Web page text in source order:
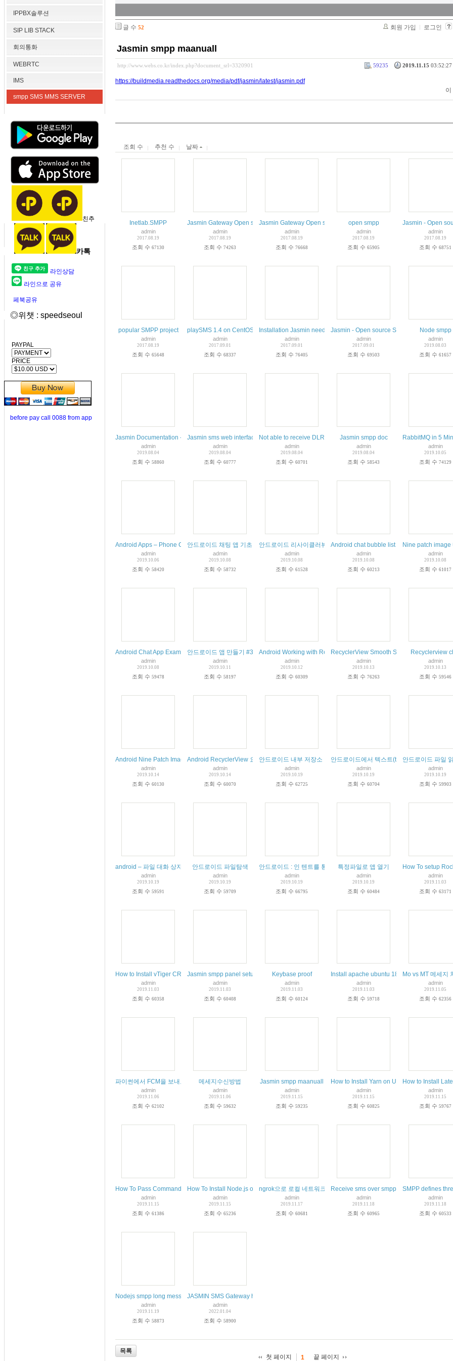
IPPBX솔루션
SIP LIB STACK
회의통화
WEBRTC
IMS
smpp SMS MMS SERVER
친추
카톡
라인상담
라인으로 공유
페북공유
◎위챗 : speedseoul
PAYPAL
PRICE
before pay call 0088 from app
글 수 52 회원 가입 로그인
Jasmin smpp maanuall
http://www.webs.co.kr/index.php?document_srl=3320901 2019.11.15
59235
https://buildmedia.readthedocs.org/media/pdf/jasmin/latest/jasmin.pdf
이
조회 수 추천 수 날짜
Inetlab.SMPP
admin
2017.08.19
조회 수 67130
Jasmin Gateway Open source SMS Gateway
admin
2017.08.19
조회 수 74263
Jasmin Gateway Open source SMS Gateway The message router
admin
2017.08.19
조회 수 76668
open smpp
admin
2017.08.19
조회 수 65905
Jasmin - Open
admin
2017.08.19
조회 수 68751
popular SMPP project
admin
2017.08.19
조회 수 65648
playSMS 1.4 on CentOS 7.2 with MariaDB 5.5.50
admin
2017.09.01
조회 수 68337
Installation Jasmin needs a working RabbitMQ and Redis servers
admin
2017.09.01
조회 수 76405
Jasmin - Open source SMS gateway SMPP
admin
2017.09.01
조회 수 69503
Node smpp
admin
2019.08.03
조회 수 61657
Jasmin Documentation - Read the Docs smpp
admin
2019.08.04
조회 수 58860
Jasmin sms web interface - PowerSMPP
admin
2019.08.04
조회 수 60777
Not able to receive DLR from SMPP - Jasmin
admin
2019.08.04
조회 수 60701
Jasmin smpp doc
admin
2019.08.04
조회 수 58543
RabbitMQ in 5
admin
2019.10.05
조회 수 74129
Android Apps – Phone Calls and SMS
admin
2019.10.06
조회 수 58420
안드로이드 채팅 앱 기초 Android Chat Tutorial: Building a Messaging UI
admin
2019.10.08
조회 수 58732
안드로이드 리사이클러뷰 기본 사용법. (Android RecyclerView)
admin
2019.10.08
조회 수 61528
Android chat bubble list view
admin
2019.10.08
조회 수 60213
Nine patch image
admin
2019.10.08
조회 수 61017
Android Chat App Example Using RecyclerView
admin
2019.10.08
조회 수 59478
안드로이드 앱 만들기 #34 파이어베이스 DB연동 리사이클러 뷰 (Firebase RecyclerView)
admin
2019.10.11
조회 수 58197
Android Working with Recycler View 리사이클러 뷰 안드로이드 초보 코
admin
2019.10.12
조회 수 60309
RecyclerView Smooth Scroll Android Studio
admin
2019.10.13
조회 수 76263
Recyclerview
admin
2019.10.13
조회 수 59546
Android Nine Patch Image Example
admin
2019.10.14
조회 수 60130
Android RecyclerView 요약 자세한 동작 설명
admin
2019.10.14
조회 수 60070
안드로이드 내부 저장소 텍스트 파일 읽기 및 쓰기 한줄씩읽어오기
admin
2019.10.19
조회 수 62725
안드로이드에서 텍스트(text) 파일 읽고 쓰기.
admin
2019.10.19
조회 수 60704
안드로이드 파일
admin
2019.10.19
조회 수 59903
android – 파일 대화 상자 선택
admin
2019.10.19
조회 수 59591
안드로이드 파일탐색
admin
2019.10.19
조회 수 59709
안드로이드 : 인 텐트를 통해 특정 폴더를 열고 파일 브라우저에 내용을 표
admin
2019.10.19
조회 수 66795
특정파일로 앱 열기
admin
2019.10.19
조회 수 60484
How To setup
admin
2019.11.03
조회 수 63171
How to Install vTiger CRM on Ubuntu 18.04 LTS
admin
2019.11.03
조회 수 60358
Jasmin smpp panel setup
admin
2019.11.03
조회 수 60408
Keybase proof
admin
2019.11.03
조회 수 60124
Install apache ubuntu 18.04 phpmyadmin
admin
2019.11.03
조회 수 59718
Mo vs MT 메세지
admin
2019.11.05
조회 수 62356
파이썬에서 FCM을 보내보자.
admin
2019.11.06
조회 수 62102
메세지수신방법
admin
2019.11.06
조회 수 59632
Jasmin smpp maanuall
admin
2019.11.15
조회 수 59235
How to Install Yarn on Ubuntu, Debian &
admin
2019.11.15
조회 수 60825
How to Install
admin
2019.11.15
조회 수 59767
How To Pass Command-Line Arguments to Node.js Program
admin
2019.11.15
조회 수 61386
How To Install Node.js on Debian 9
admin
2019.11.15
조회 수 65236
ngrok으로 로컬 네트워크의 터널 열기
admin
2019.11.17
조회 수 60681
Receive sms over smpp did number
admin
2019.11.18
조회 수 60965
SMPP defines
admin
2019.11.18
조회 수 60533
Nodejs smpp long message
admin
2019.11.19
조회 수 58873
JASMIN SMS Gateway how to send message
admin
2022.01.04
조회 수 58900
목록
첫 페이지
1 끝 페이지